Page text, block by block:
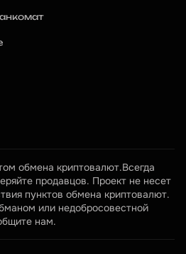
обмена криптовалют.Всегда
продавцов. Проект не несет
пунктов обмена криптовалют.
или недобросовестной
нам.